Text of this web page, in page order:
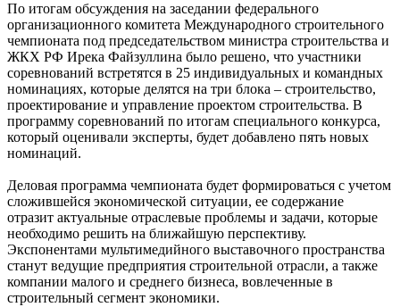
По итогам обсуждения на заседании федерального
организационного комитета Международного строительного
чемпионата под председательством министра строительства и
ЖКХ РФ Ирека Файзуллина было решено, что участники
соревнований встретятся в 25 индивидуальных и командных
номинациях, которые делятся на три блока – строительство,
проектирование и управление проектом строительства. В
программу соревнований по итогам специального конкурса,
который оценивали эксперты, будет добавлено пять новых
номинаций.
Деловая программа чемпионата будет формироваться с учетом
сложившейся экономической ситуации, ее содержание
отразит актуальные отраслевые проблемы и задачи, которые
необходимо решить на ближайшую перспективу.
Экспонентами мультимедийного выставочного пространства
станут ведущие предприятия строительной отрасли, а также
компании малого и среднего бизнеса, вовлеченные в
строительный сегмент экономики.